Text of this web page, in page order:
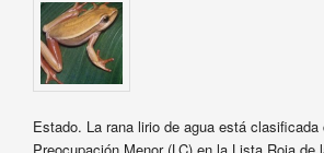
Estado. La rana lirio de agua está clasificada